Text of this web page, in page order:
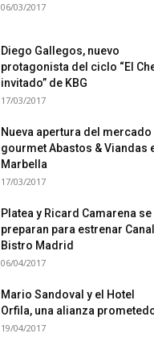
06/03/2017
Diego Gallegos, nuevo
protagonista del ciclo “El
invitado” de KBG
17/03/2017
Nueva apertura del mercado
gourmet Abastos & Viandas
Marbella
17/03/2017
Platea y Ricard Camarena se
preparan para estrenar
Bistro Madrid
06/04/2017
Mario Sandoval y el Hotel
Orfila, una alianza
19/04/2017